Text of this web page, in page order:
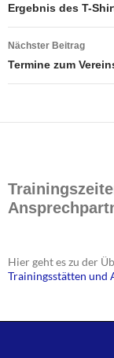
Ergebnis des T-
Nächster Beitrag
Termine zum
Hier geht es zu der
Trainingsstätten und